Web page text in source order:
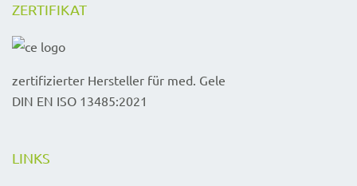
ZERTIFIKAT
zertifizierter Hersteller für med. Gele
DIN EN ISO 13485:2021
LINKS